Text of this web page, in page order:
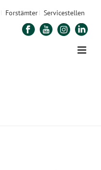
Forstämter Servicestellen